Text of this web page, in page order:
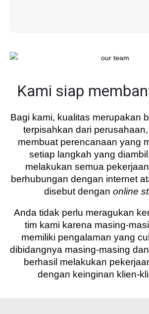
Kami siap
Bagi kami, kualitas merupakan
terpisahkan dari
membuat perencanaan yang
setiap langkah yang
melakukan semua
berhubungan dengan internet
disebut dengan online
Anda tidak perlu meragukan
tim kami karena masing-
memiliki pengalaman yang
dibidangnya masing-masing
berhasil melakukan
dengan keinginan klien-